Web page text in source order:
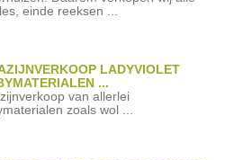
einde reeksen ...
LADYVIOLET
...
van allerlei
zoals wol ...